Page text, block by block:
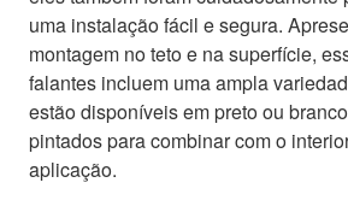
uma instalação fácil e segura.
montagem no teto e na superfície,
falantes incluem uma ampla
estão disponíveis em preto ou
pintados para combinar com o
aplicação.